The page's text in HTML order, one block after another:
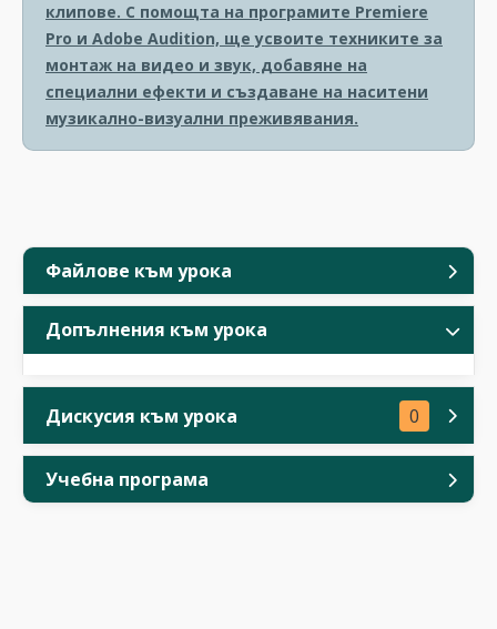
Файлове към урока
Допълнения към урока
Дискусия към урока 0
Учебна програма
клипове. С помощта на програмите Premiere
Pro и Adobe Audition, ще усвоите техниките за
монтаж на видео и звук, добавяне на
специални ефекти и създаване на наситени
музикално-визуални преживявания.